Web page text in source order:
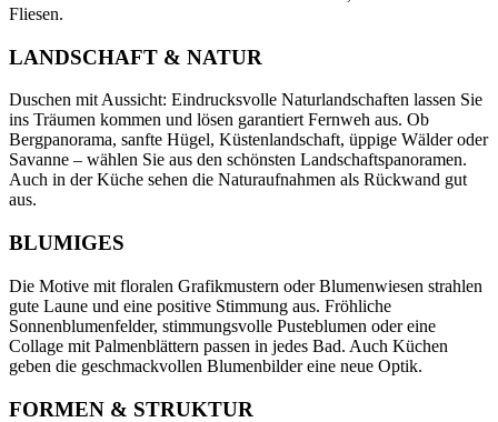
Fliesen.
LANDSCHAFT & NATUR
Duschen mit Aussicht: Eindrucksvolle Naturlandschaften lassen Sie
ins Träumen kommen und lösen garantiert Fernweh aus. Ob
Bergpanorama, sanfte Hügel, Küstenlandschaft, üppige Wälder oder
Savanne – wählen Sie aus den schönsten Landschaftspanoramen.
Auch in der Küche sehen die Naturaufnahmen als Rückwand gut
aus.
BLUMIGES
Die Motive mit floralen Grafikmustern oder Blumenwiesen strahlen
gute Laune und eine positive Stimmung aus. Fröhliche
Sonnenblumenfelder, stimmungsvolle Pusteblumen oder eine
Collage mit Palmenblättern passen in jedes Bad. Auch Küchen
geben die geschmackvollen Blumenbilder eine neue Optik.
FORMEN & STRUKTUR